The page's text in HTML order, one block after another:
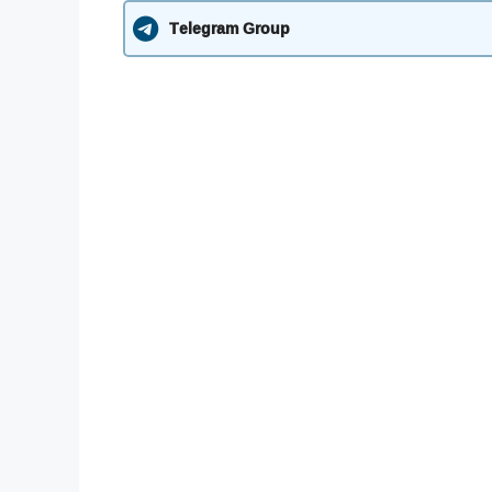
Telegram Group